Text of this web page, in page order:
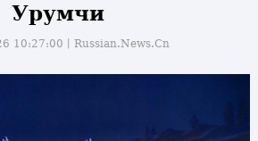
Урумчи
10:27:00丨Russian.News.Cn